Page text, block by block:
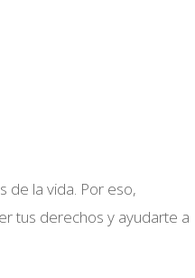
de la vida. Por eso,
tus derechos y ayudarte a